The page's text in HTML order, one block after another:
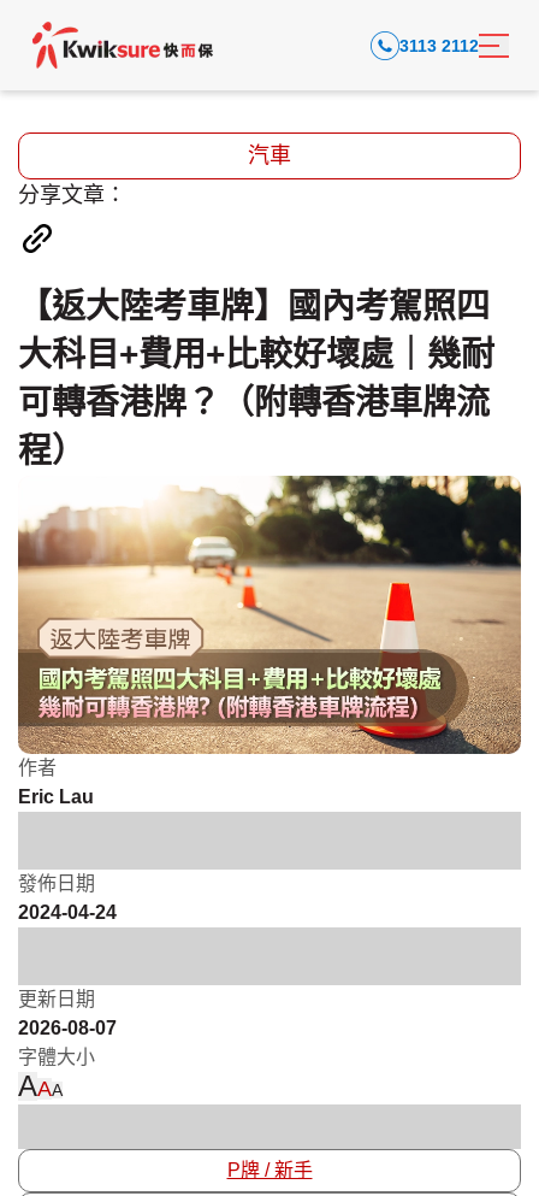
3113 2112
汽車
分享文章：
【返大陸考車牌】國內考駕照四
大科目+費用+比較好壞處｜幾耐
可轉香港牌？（附轉香港車牌流
程）
作者
Eric Lau
發佈日期
2024-04-24
更新日期
2026-08-07
字體大小
AAA
P牌 / 新手